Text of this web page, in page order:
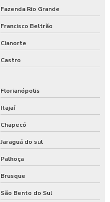
Fazenda Rio Grande
Francisco Beltrão
Cianorte
Castro
Florianópolis
Itajaí
Chapecó
Jaraguá do sul
Palhoça
Brusque
São Bento do Sul